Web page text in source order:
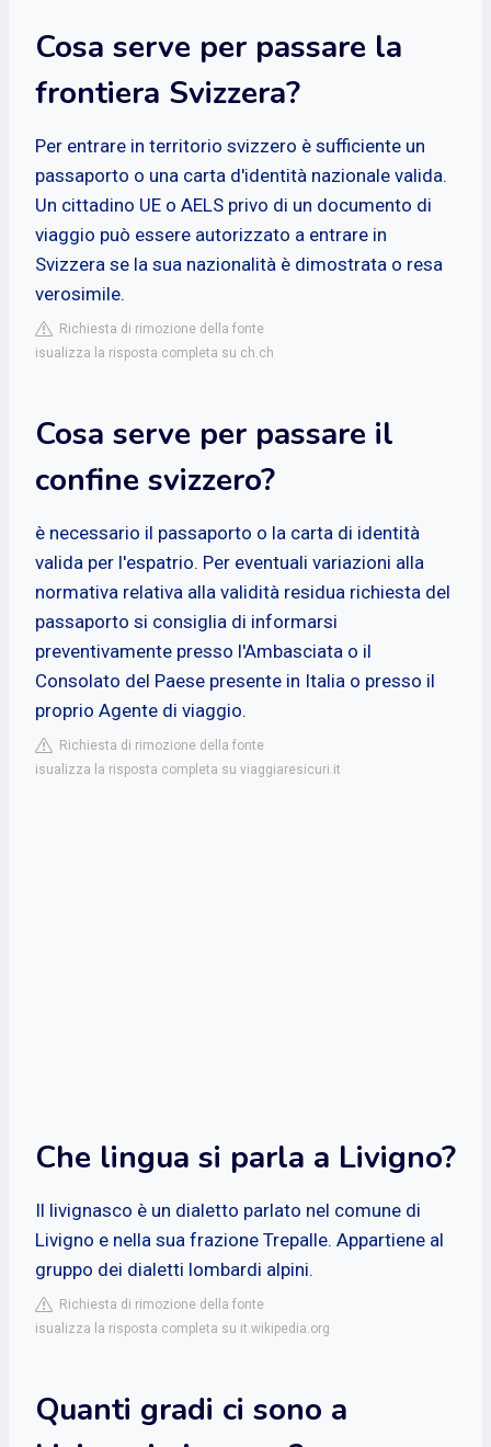
Cosa serve per passare la
frontiera Svizzera?
Per entrare in territorio svizzero è sufficiente un
passaporto o una carta d'identità nazionale valida.
Un cittadino UE o AELS privo di un documento di
viaggio può essere autorizzato a entrare in
Svizzera se la sua nazionalità è dimostrata o resa
verosimile.
Richiesta di rimozione della fonte
isualizza la risposta completa su ch.ch
Cosa serve per passare il
confine svizzero?
è necessario il passaporto o la carta di identità
valida per l'espatrio. Per eventuali variazioni alla
normativa relativa alla validità residua richiesta del
passaporto si consiglia di informarsi
preventivamente presso l'Ambasciata o il
Consolato del Paese presente in Italia o presso il
proprio Agente di viaggio.
Richiesta di rimozione della fonte
isualizza la risposta completa su viaggiaresicuri.it
Che lingua si parla a Livigno?
Il livignasco è un dialetto parlato nel comune di
Livigno e nella sua frazione Trepalle. Appartiene al
gruppo dei dialetti lombardi alpini.
Richiesta di rimozione della fonte
isualizza la risposta completa su it.wikipedia.org
Quanti gradi ci sono a